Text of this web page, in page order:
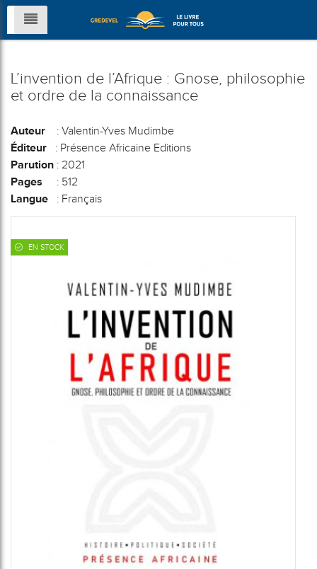
L’invention de l’Afrique : Gnose, philosophie
et ordre de la connaissance
Auteur : Valentin-Yves Mudimbe
Éditeur : Présence Africaine Editions
Parution : 2021
Pages : 512
Langue : Français
EN STOCK